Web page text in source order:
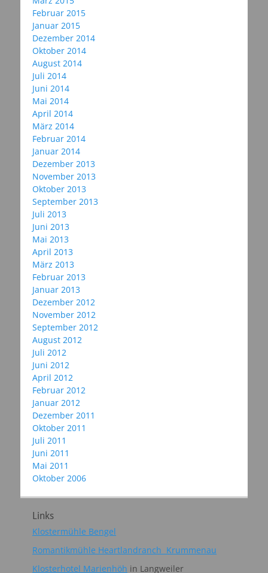
Februar 2015
Januar 2015
Dezember 2014
Oktober 2014
August 2014
Juli 2014
Juni 2014
Mai 2014
April 2014
März 2014
Februar 2014
Januar 2014
Dezember 2013
November 2013
Oktober 2013
September 2013
Juli 2013
Juni 2013
Mai 2013
April 2013
März 2013
Februar 2013
Januar 2013
Dezember 2012
November 2012
September 2012
August 2012
Juli 2012
Juni 2012
April 2012
Februar 2012
Januar 2012
Dezember 2011
Oktober 2011
Juli 2011
Juni 2011
Mai 2011
Oktober 2006
Links
Klostermühle Bengel
Romantikmühle Heartlandranch Krummenau
Klosterhotel Marienhöh in Langweiler